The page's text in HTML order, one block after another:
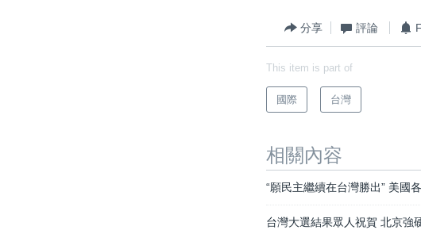
分享 評論
This item is part of
國際 台灣
相關內容
“願民主繼續在台灣勝出” 美國
台灣大選結果眾人祝賀 北京強